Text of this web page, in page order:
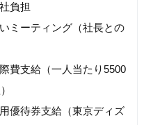
負担
ミーティング（社長との
費支給（一人当たり5500
優待券支給（東京ディズ